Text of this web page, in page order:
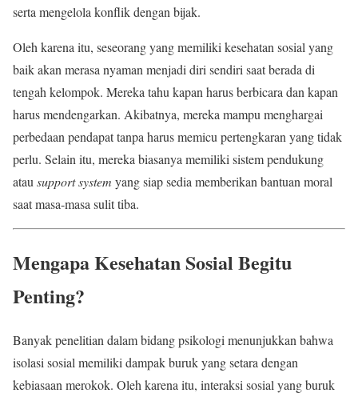
serta mengelola konflik dengan bijak.
Oleh karena itu, seseorang yang memiliki kesehatan sosial yang
baik akan merasa nyaman menjadi diri sendiri saat berada di
tengah kelompok. Mereka tahu kapan harus berbicara dan kapan
harus mendengarkan. Akibatnya, mereka mampu menghargai
perbedaan pendapat tanpa harus memicu pertengkaran yang tidak
perlu. Selain itu, mereka biasanya memiliki sistem pendukung
atau support system yang siap sedia memberikan bantuan moral
saat masa-masa sulit tiba.
Mengapa Kesehatan Sosial Begitu
Penting?
Banyak penelitian dalam bidang psikologi menunjukkan bahwa
isolasi sosial memiliki dampak buruk yang setara dengan
kebiasaan merokok. Oleh karena itu, interaksi sosial yang buruk